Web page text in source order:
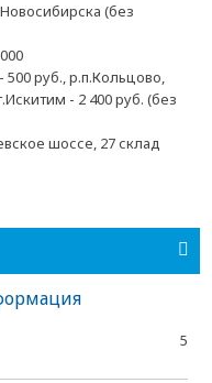
(без
руб., р.п.Кольцово,
- 2 400 руб. (без
шоссе, 27 склад
5